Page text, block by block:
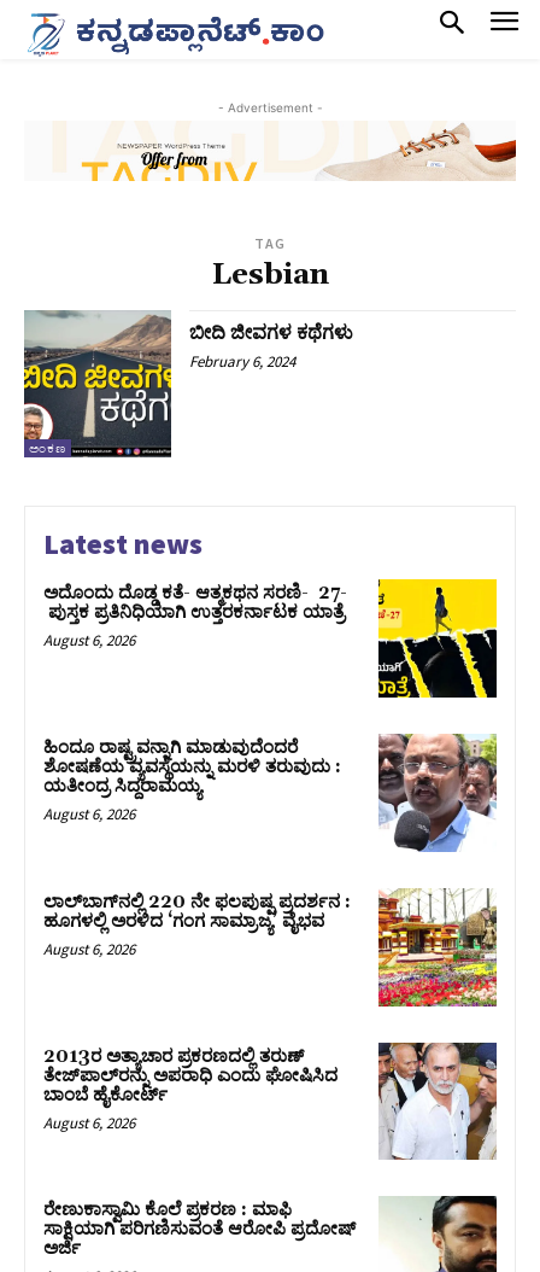
- Advertisement -
TAG
Lesbian
ಅಂಕಣ
ಬೀದಿ ಜೀವಗಳ ಕಥೆಗಳು
February 6, 2024
Latest news
ಅದೊಂದು ದೊಡ್ಡ ಕತೆ- ಆತ್ಮಕಥನ ಸರಣಿ- 27-
ಪುಸ್ತಕ ಪ್ರತಿನಿಧಿಯಾಗಿ ಉತ್ತರಕರ್ನಾಟಕ ಯಾತ್ರೆ
August 6, 2026
ಹಿಂದೂ ರಾಷ್ಟ್ರವನ್ನಾಗಿ ಮಾಡುವುದೆಂದರೆ
ಶೋಷಣೆಯ ವ್ಯವಸ್ಥೆಯನ್ನು ಮರಳಿ ತರುವುದು :
ಯತೀಂದ್ರ ಸಿದ್ದರಾಮಯ್ಯ
August 6, 2026
ಲಾಲ್‍ಬಾಗ್‍ನಲ್ಲಿ 220 ನೇ ಫಲಪುಷ್ಪ ಪ್ರದರ್ಶನ :
ಹೂಗಳಲ್ಲಿ ಅರಳಿದ ‘ಗಂಗ ಸಾಮ್ರಾಜ್ಯ’ ವೈಭವ
August 6, 2026
2013ರ ಅತ್ಯಾಚಾರ ಪ್ರಕರಣದಲ್ಲಿ ತರುಣ್
ತೇಜ್‌ಪಾಲ್‌ರನ್ನು ಅಪರಾಧಿ ಎಂದು ಘೋಷಿಸಿದ
ಬಾಂಬೆ ಹೈಕೋರ್ಟ್
August 6, 2026
ರೇಣುಕಾಸ್ವಾಮಿ ಕೊಲೆ ಪ್ರಕರಣ : ಮಾಫಿ
ಸಾಕ್ಷಿಯಾಗಿ ಪರಿಗಣಿಸುವಂತೆ ಆರೋಪಿ ಪ್ರದೋಷ್‌
ಅರ್ಜಿ